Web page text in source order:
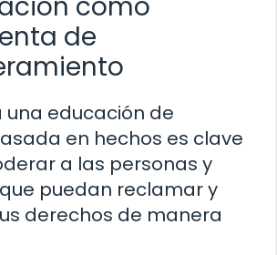
de
una educación de
en hechos es clave
a las personas y
puedan reclamar y
derechos de manera